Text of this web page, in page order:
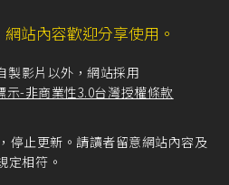
站內容歡迎分享使用。
製影片以外，網站採用
示-非商業性3.0台灣授權條款
停止更新。請讀者留意網站內容及
定相符。